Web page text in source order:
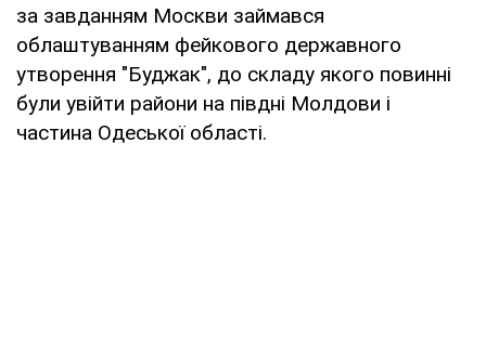
за завданням Москви займався
облаштуванням фейкового державного
утворення "Буджак", до складу якого повинні
були увійти райони на півдні Молдови і
частина Одеської області.